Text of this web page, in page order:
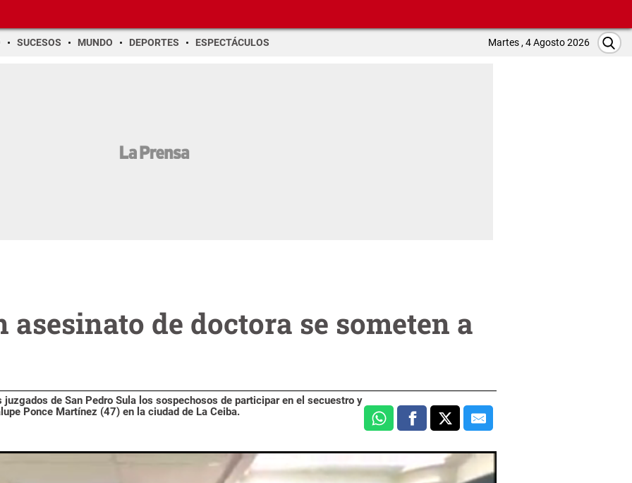
SUCESOS MUNDO DEPORTES ESPECTÁCULOS Martes , 4 Agosto 2026
de doctora se someten a
de San Pedro Sula los sospechosos de participar en el secuestro y
Ponce Martínez (47) en la ciudad de La Ceiba.